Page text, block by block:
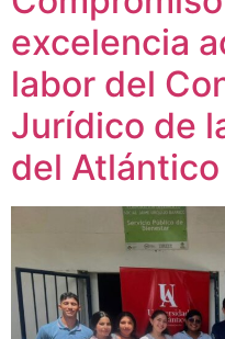
excelencia
labor del
Jurídico de
del Atlántico